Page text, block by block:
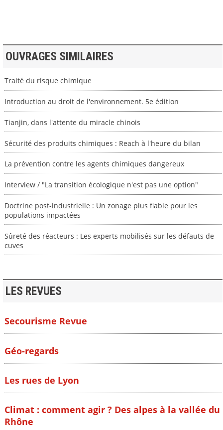
OUVRAGES SIMILAIRES
Traité du risque chimique
Introduction au droit de l'environnement. 5e édition
Tianjin, dans l'attente du miracle chinois
Sécurité des produits chimiques : Reach à l'heure du bilan
La prévention contre les agents chimiques dangereux
Interview / "La transition écologique n'est pas une option"
Doctrine post-industrielle : Un zonage plus fiable pour les
populations impactées
Sûreté des réacteurs : Les experts mobilisés sur les défauts de
cuves
LES REVUES
Secourisme Revue
Géo-regards
Les rues de Lyon
Climat : comment agir ? Des alpes à la vallée du
Rhône